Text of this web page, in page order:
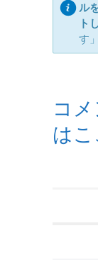
ル
ト
す
コ
は